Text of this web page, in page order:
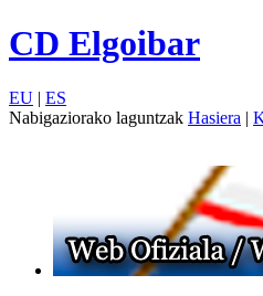
CD Elgoibar
EU | ES
Nabigaziorako laguntzak Hasiera |